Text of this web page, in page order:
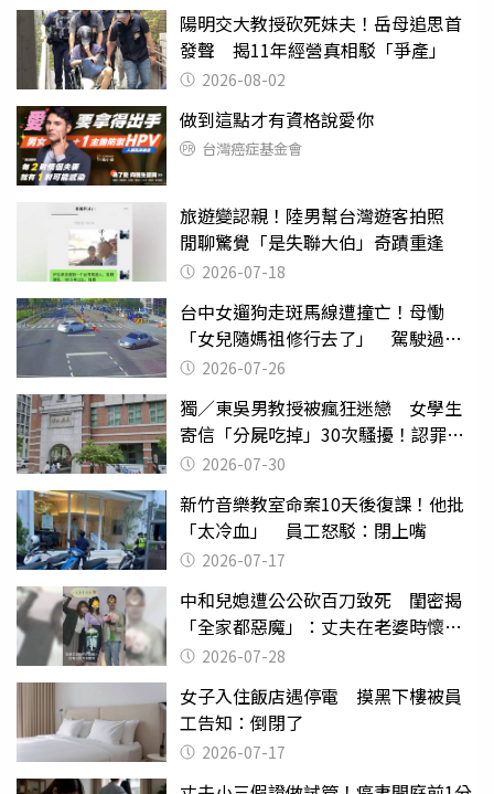
陽明交大教授砍死妹夫！岳母追思首
發聲 揭11年經營真相駁「爭產」
2026-08-02
做到這點才有資格說愛你
台灣癌症基金會
旅遊變認親！陸男幫台灣遊客拍照
閒聊驚覺「是失聯大伯」奇蹟重逢
2026-07-18
台中女遛狗走斑馬線遭撞亡！母慟
「女兒隨媽祖修行去了」 駕駛過失
致死判9月
2026-07-26
獨／東吳男教授被瘋狂迷戀 女學生
寄信「分屍吃掉」30次騷擾！認罪免
關 2026-07-30
新竹音樂教室命案10天後復課！他批
「太冷血」 員工怒駁：閉上嘴
2026-07-17
中和兒媳遭公公砍百刀致死 閨密揭
「全家都惡魔」：丈夫在老婆時懷孕
摔東西
2026-07-28
女子入住飯店遇停電 摸黑下樓被員
工告知：倒閉了
2026-07-17